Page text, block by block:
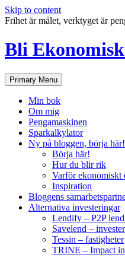
Skip to content
Frihet är målet, verktyget är
Bli
Primary Menu
Min bok
Om mig
Pengamaskinen
Sparkalkylator
Ny på bloggen, börja här!
Börja här!
Hur du blir rik
Varför ekonomiskt
Inspiration
Bloggens
Alternativa investeringar
Lendify – P2P
Savelend –
Tessin – fastigheter
TRINE – Impact